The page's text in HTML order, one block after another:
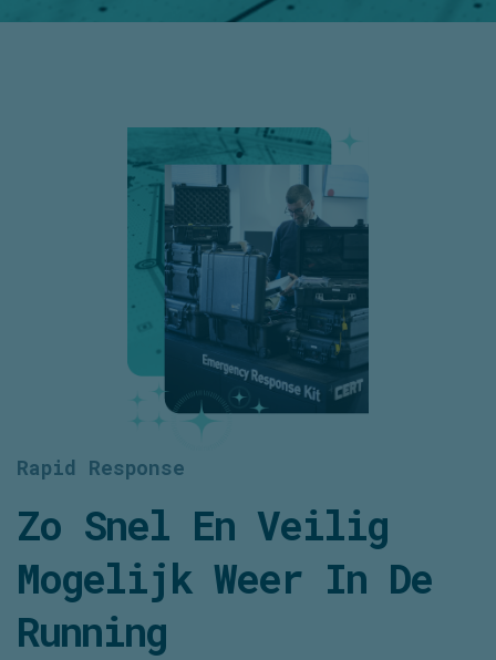
Rapid Response
Zo Snel En Veilig
Mogelijk Weer In De
Running